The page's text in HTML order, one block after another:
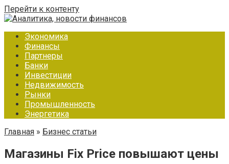
Перейти к контенту
Экономика
Финансы
Партнеры
Банки
Инвестиции
Недвижимость
Рынки
Промышленность
Энергетика
Главная » Бизнес статьи
Магазины Fix Price повышают цены